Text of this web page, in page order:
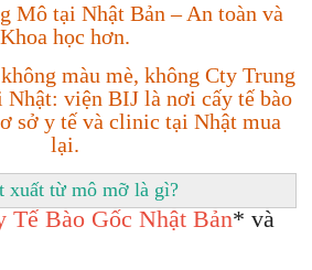
Mô tại Nhật Bản – An toàn và
Khoa học hơn.
màu mè, không Cty Trung
Nhật: viện BIJ là nơi cấy tế bào
sở y tế và clinic tại Nhật mua
lại.
xuất từ mô mỡ là gì?
Tế Bào Gốc Nhật Bản* và